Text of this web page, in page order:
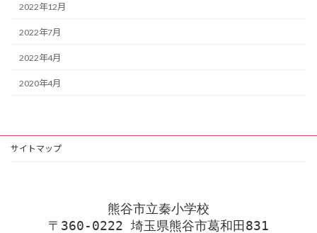
2022年12月
2022年7月
2022年4月
2020年4月
サイトマップ
熊谷市立秦小学校
〒360-0222 埼玉県熊谷市葛和田831